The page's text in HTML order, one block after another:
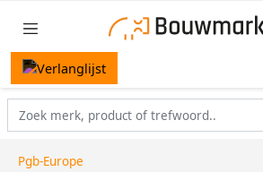
Pgb-Europe